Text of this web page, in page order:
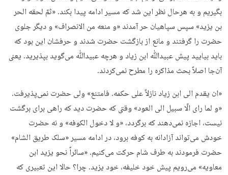
بگیریم و به هرحال نظر این شد که مسیر ادامه پیدا بکند. «ثمّ لحقه الحر
بن یزید» سپس سپاهیان حر آمدند «و منعه من الانصراف» و دیگر جلوی
حضرت را گرفتند و مانع از بازگشت حضرت شدند و حرفشان این بود که
باید بیایید پیش عبیدﷲ ابن زیاد و هرچه عبیدﷲ می‌گوید بپذیرید. یعنی
آن‌جا اصلاً بحث مذاکره را مطرح نمی‌کردند.
«ان یقدم الی ابن زیاد نازلاً علی حکمه. فامتنع» ولی حضرت نمی‌پذیرفت.
«و لما رای الّا سبیل الی العود» وقتی که حضرت دید که راهی برای برگشت
نیست، اجازه نمی‌دهند که برگردد، «و لا دخول الکوفه» و نه حضرت
خودش می‌تواند آزادانه به کوفه برود، در ادامه مسیر «سلک طریق الشام»
حضرت فرمودند به طرف شام حرکت می‌کنیم. «سائراً نحو یزید ابن
معاویه» می‌رویم پیش خود خلیفه، خود یزید. چرا؟ حالا این تعبیری که